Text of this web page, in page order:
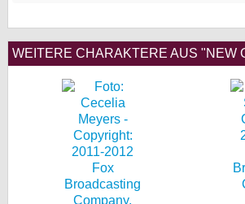
WEITERE CHARAKTERE AUS "NEW